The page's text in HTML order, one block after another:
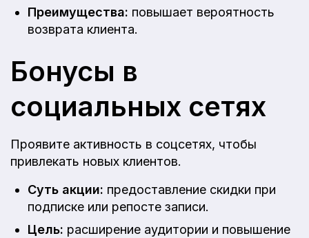
Преимущества: повышает вероятность
возврата клиента.
Бонусы в
социальных сетях
Проявите активность в соцсетях, чтобы
привлекать новых клиентов.
Суть акции: предоставление скидки при
подписке или репосте записи.
Цель: расширение аудитории и повышение